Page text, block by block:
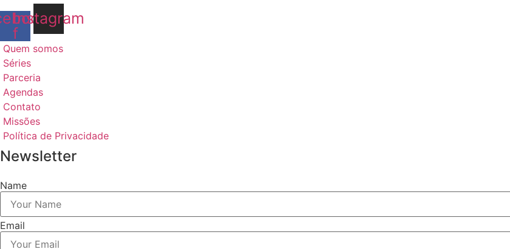
f
Instagram
Quem somos
Séries
Parceria
Agendas
Contato
Missões
Política de Privacidade
Newsletter
Name
Email